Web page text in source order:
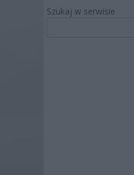
Szukaj w serwisie